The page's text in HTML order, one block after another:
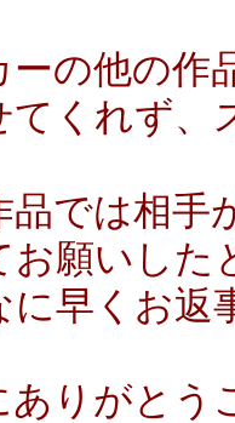
ーの他の作
てくれず、
品では相手
お願いした
に早くお返
ありがとう